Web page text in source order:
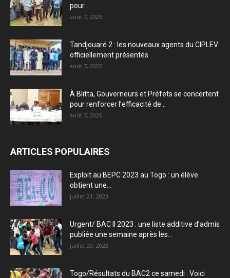
pour...
août 7, 2026
Tandjouaré 2 : les nouveaux agents du CIPLEV
officiellement présentés
août 7, 2026
À Blitta, Gouverneurs et Préfets se concertent
pour renforcer l’efficacité de...
août 7, 2026
ARTICLES POPULAIRES
Exploit au BEPC 2023 au Togo : un élève
obtient une...
juillet 21, 2023
Urgent/ BAC II 2023 : une liste additive d’admis
publiée une semaine après les...
juillet 29, 2023
Togo/Résultats du BAC2 ce samedi : Voici